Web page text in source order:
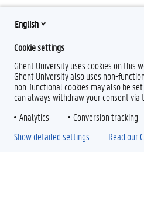
English
Cookie settings
Ghent University uses cookies on this
Ghent University also uses non-
non-functional cookies may also be
can always withdraw your consent via
Analytics
Conversion tracking
Show detailed settings Read our